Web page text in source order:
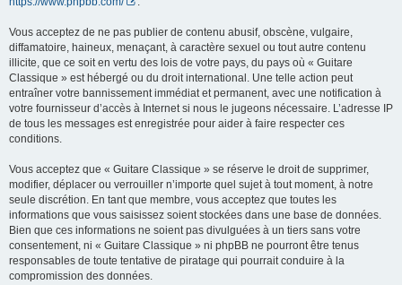
Vous acceptez de ne pas publier de contenu abusif, obscène, vulgaire,
diffamatoire, haineux, menaçant, à caractère sexuel ou tout autre contenu
illicite, que ce soit en vertu des lois de votre pays, du pays où « Guitare
Classique » est hébergé ou du droit international. Une telle action peut
entraîner votre bannissement immédiat et permanent, avec une notification à
votre fournisseur d’accès à Internet si nous le jugeons nécessaire. L’adresse IP
de tous les messages est enregistrée pour aider à faire respecter ces
conditions.
Vous acceptez que « Guitare Classique » se réserve le droit de supprimer,
modifier, déplacer ou verrouiller n’importe quel sujet à tout moment, à notre
seule discrétion. En tant que membre, vous acceptez que toutes les
informations que vous saisissez soient stockées dans une base de données.
Bien que ces informations ne soient pas divulguées à un tiers sans votre
consentement, ni « Guitare Classique » ni phpBB ne pourront être tenus
responsables de toute tentative de piratage qui pourrait conduire à la
compromission des données.